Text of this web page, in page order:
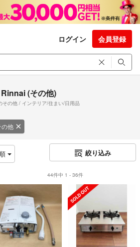
ログイン 会員登録
Rinnai (その他)
その他 / インテリア/住まい/日用品
の他
絞り込み
44件中 1 - 36件